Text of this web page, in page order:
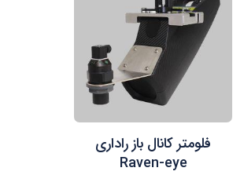
فلومتر کانال باز راداری
Raven-eye